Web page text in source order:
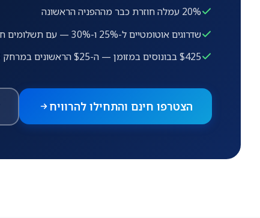
20% עמלה חוזרת כבר מההפניה הראשונה
שדרוגים אוטומטיים ל-25% ו-30% — עם תשלומים חוזרים לכל החיים
$425 בבונוסים במזומן — ה-$25 הראשונים במרחק 3 הפניות בלבד
הצטרפו חינם והתחילו להרוויח